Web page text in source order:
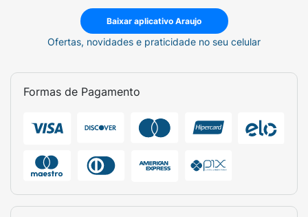
Baixar aplicativo Araujo
Ofertas, novidades e praticidade no seu celular
Formas de Pagamento